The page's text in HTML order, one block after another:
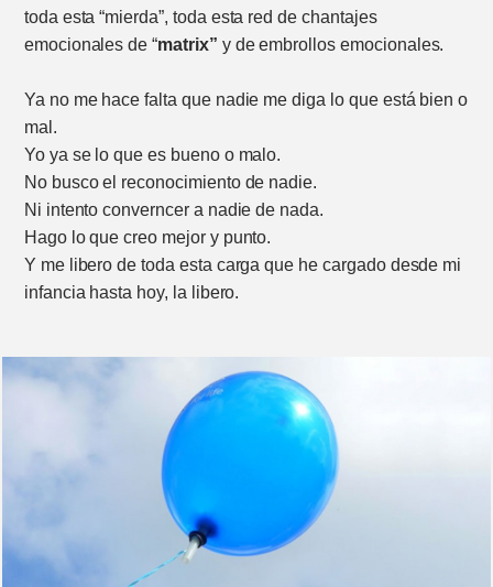
toda esta “mierda”, toda esta red de chantajes
emocionales de “matrix” y de embrollos emocionales.
Ya no me hace falta que nadie me diga lo que está bien o
mal.
Yo ya se lo que es bueno o malo.
No busco el reconocimiento de nadie.
Ni intento converncer a nadie de nada.
Hago lo que creo mejor y punto.
Y me libero de toda esta carga que he cargado desde mi
infancia hasta hoy, la libero.